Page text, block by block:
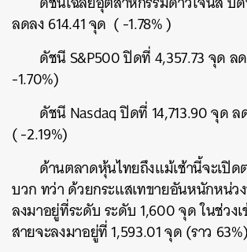
ลดลง 614.41 จุด (-1.78%)
ดัชนีS&P500 ปิดที่ 4,357.73 จุด ล
-1.70%)
ดัชนีNasdaqปิดที่ 14,713.90 จุด
(-2.19%)
ด้านตลาดหุ้นไทยถึงแม้เช้านี้จะเปิ
บวก ทว่า ด้วยกระแสเทขายอันหนักหน่ว
ลงมาอยู่ที่ระดับ ระดับ 1,600 จุด ในช่วง
สายจะลงมาอยู่ที่ 1,593.01 จุด(ราว 63%)
ค้นหา
SHARE TWEET LINE